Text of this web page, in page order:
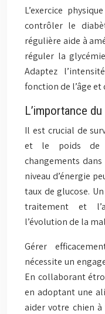
L’exercice
contrôler le
régulière aide à
réguler la
Adaptez
fonction de l’âge et
L’importance
Il est crucial de
et le poids de
changements
niveau d’énergie
taux de glucose.
traitement et
l’évolution de la
Gérer
nécessite un
En collaborant
en adoptant une
aider votre chien à